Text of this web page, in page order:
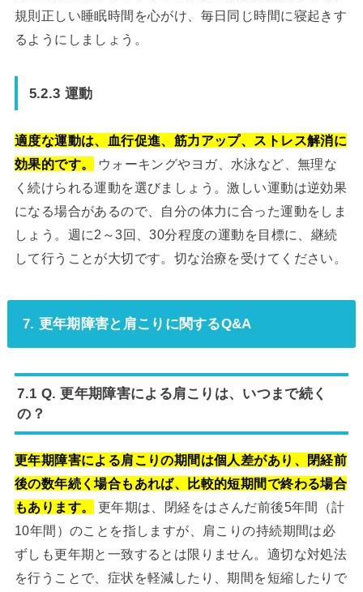
規則正しい睡眠時間を心がけ、毎日同じ時間に寝起きす
るようにしましょう。
5.2.3 運動
適度な運動は、血行促進、筋力アップ、ストレス解消に
効果的です。
ウォーキングやヨガ、水泳など、無理な
く続けられる運動を選びましょう。激しい運動は逆効果
になる場合があるので、自分の体力に合った運動をしま
しょう。週に2～3回、30分程度の運動を目標に、継続
して行うことが大切です。切な治療を受けてください。
7. 更年期障害と肩こりに関するQ&A
7.1 Q. 更年期障害による肩こりは、いつまで続く
の？
更年期障害による肩こりの期間は個人差があり、閉経前
後の数年続く場合もあれば、比較的短期間で終わる場合
もあります。
更年期は、閉経をはさんだ前後5年間（計
10年間）のことを指しますが、肩こりの持続期間は必
ずしも更年期と一致するとは限りません。適切な対処法
を行うことで、症状を軽減したり、期間を短縮したりで